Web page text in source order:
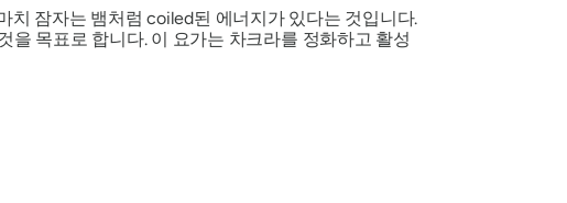
치 잠자는 뱀처럼 coiled된 에너지가 있다는 것입니다.
목표로 합니다. 이 요가는 차크라를 정화하고 활성